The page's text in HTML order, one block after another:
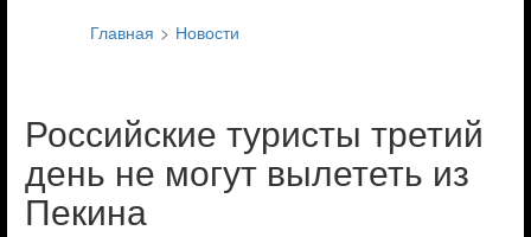
Главная
Новости
Российские туристы третий
день не могут вылететь из
Пекина